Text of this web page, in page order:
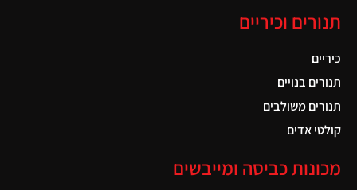
תנורים וכיריים
כיריים
תנורים בנויים
תנורים משולבים
קולטי אדים
מכונות כביסה ומייבשים